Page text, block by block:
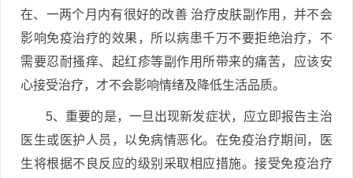
在、一两个月内有很好的改善 治疗皮肤副作用，并不会
影响免疫治疗的效果，所以病患千万不要拒绝治疗，不
需要忍耐搔痒、起红疹等副作用所带来的痛苦，应该安
心接受治疗，才不会影响情绪及降低生活品质。
5、重要的是，一旦出现新发症状，应立即报告主治
医生或医护人员，以免病情恶化。在免疫治疗期间，医
生将根据不良反应的级别采取相应措施。接受免疫治疗